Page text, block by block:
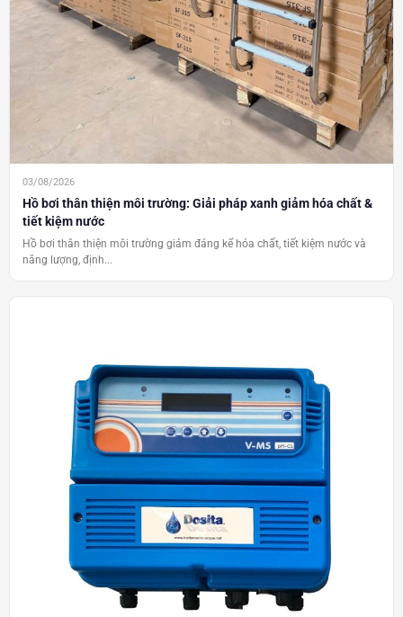
03/08/2026
Hồ bơi thân thiện môi trường: Giải pháp xanh giảm hóa chất &
tiết kiệm nước
Hồ bơi thân thiện môi trường giảm đáng kể hóa chất, tiết kiệm nước và
năng lượng, định...